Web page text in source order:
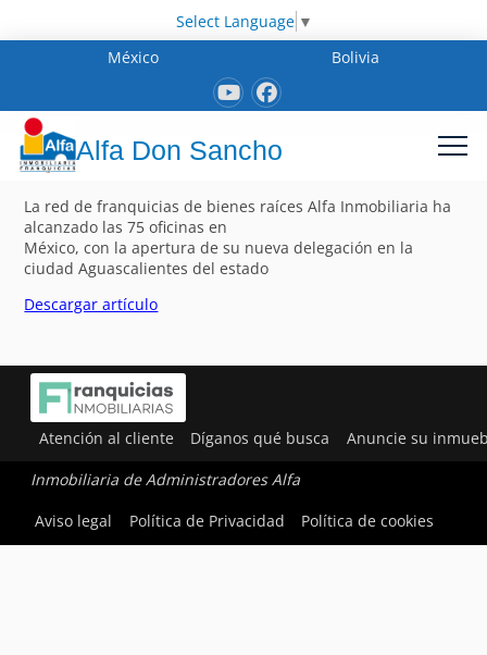
Select Language ▼
México
Bolivia
Alfa Don Sancho
La red de franquicias de bienes raíces Alfa Inmobiliaria ha
alcanzado las 75 oficinas en
México, con la apertura de su nueva delegación en la
ciudad Aguascalientes del estado
Descargar artículo
Atención al cliente Díganos qué busca Anuncie su
Inmobiliaria de Administradores Alfa
Aviso legal
Política de Privacidad Política de cookies